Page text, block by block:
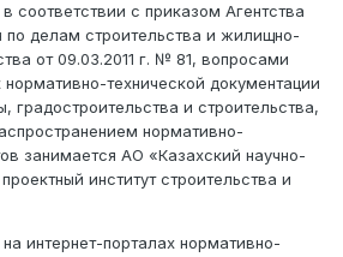
соответствии с приказом Агентства
по делам строительства и жилищно-
от 09.03.2011 г. № 81, вопросами
технической документации
градостроительства и строительства,
нормативно-
занимается АО «Казахский научно-
институт строительства и
интернет-порталах нормативно-